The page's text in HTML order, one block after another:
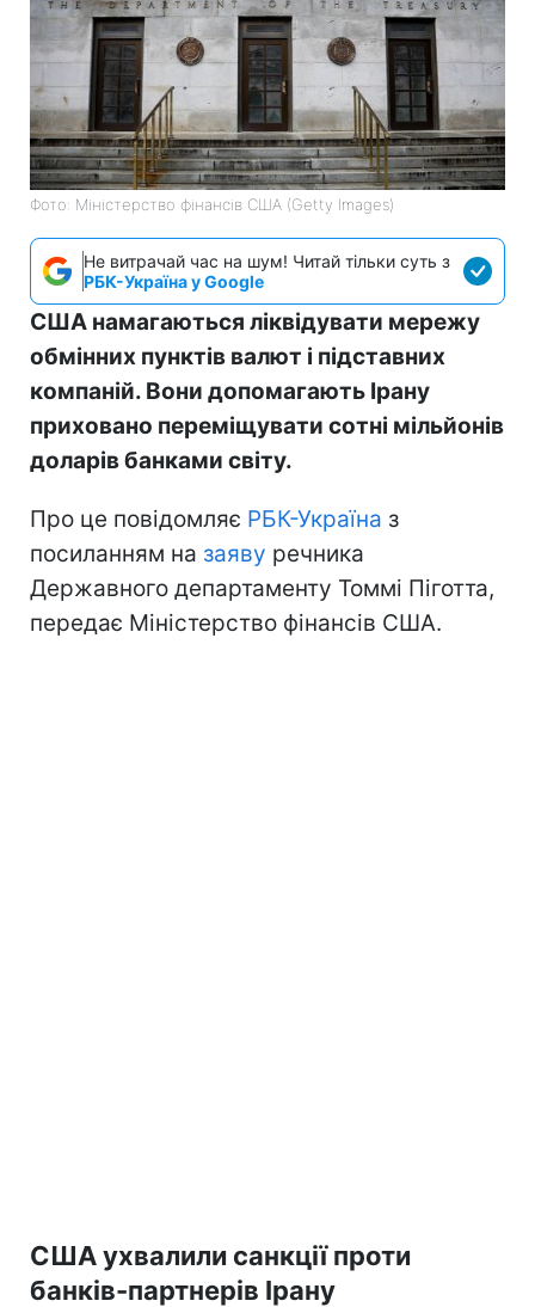
Фото: Міністерство фінансів СШA (Getty Images)
Не витрачай час на шум! Читай тільки суть з
РБК-Україна у Google
США намагаються ліквідувати мережу
обмінних пунктів валют і підставних
компаній. Вони допомагають Ірану
приховано переміщувати сотні мільйонів
доларів банками світу.
Про це повідомляє РБК-Україна з
посиланням на заяву речника
Державного департаменту Томмі Піготта,
передає Міністерство фінансів США.
США ухвалили санкції проти
банків-партнерів Ірану